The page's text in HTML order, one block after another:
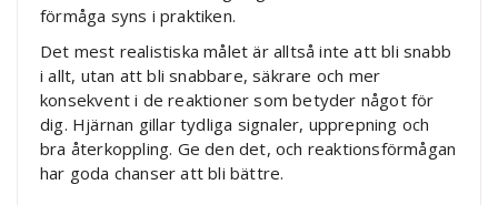
förmåga syns i praktiken.
Det mest realistiska målet är alltså inte att bli snabb
i allt, utan att bli snabbare, säkrare och mer
konsekvent i de reaktioner som betyder något för
dig. Hjärnan gillar tydliga signaler, upprepning och
bra återkoppling. Ge den det, och reaktionsförmågan
har goda chanser att bli bättre.